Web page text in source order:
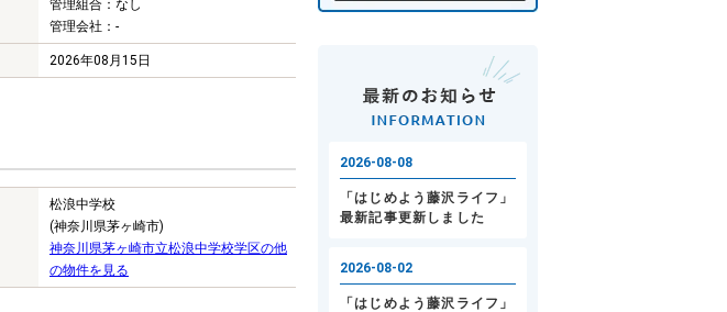
管理組合：なし
管理会社：-
2026年08月15日
松浪中学校
(神奈川県茅ヶ崎市)
神奈川県茅ヶ崎市立松浪中学校学区の他
の物件を見る